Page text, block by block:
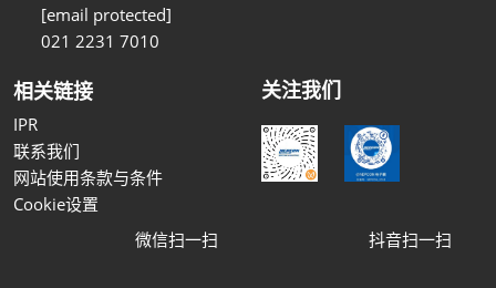
[email protected]
021 2231 7010
相关链接
IPR
联系我们
网站使用条款与条件
Cookie设置
关注我们
微信扫一扫 抖音扫一扫